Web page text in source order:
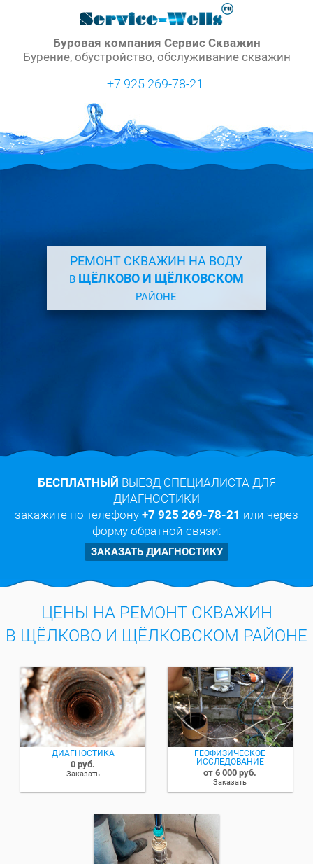
Буровая компания Сервис Скважин
Бурение, обустройство, обслуживание скважин
+7 925 269-78-21
РЕМОНТ СКВАЖИН НА ВОДУ
ВЩЁЛКОВО И ЩЁЛКОВСКОМ
РАЙОНЕ
БЕСПЛАТНЫЙ ВЫЕЗД СПЕЦИАЛИСТА ДЛЯ
ДИАГНОСТИКИ
закажите по телефону +7 925 269-78-21 или через
форму обратной связи:
ЗАКАЗАТЬ ДИАГНОСТИКУ
ЦЕНЫ НА РЕМОНТ СКВАЖИН
В ЩЁЛКОВО И ЩЁЛКОВСКОМ РАЙОНЕ
ДИАГНОСТИКА
0 руб.
Заказать
ГЕОФИЗИЧЕСКОЕ
ИССЛЕДОВАНИЕ
от 6 000 руб.
Заказать